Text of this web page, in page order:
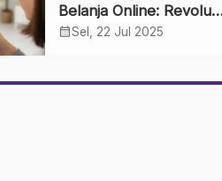
Belanja Online: Revolusi
Mencoba Produk dari
calendar_monthSel, 22 Jul 2025